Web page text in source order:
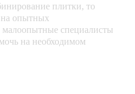
плитки, то
на опытных
малоопытные специалисты
на необходимом